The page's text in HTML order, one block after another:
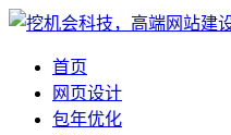
首页
网页设计
包年优化